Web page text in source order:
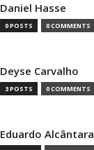
Daniel Hasse
0 POSTS 0 COMMENTS
Deyse Carvalho
3 POSTS 0 COMMENTS
Eduardo Alcântara